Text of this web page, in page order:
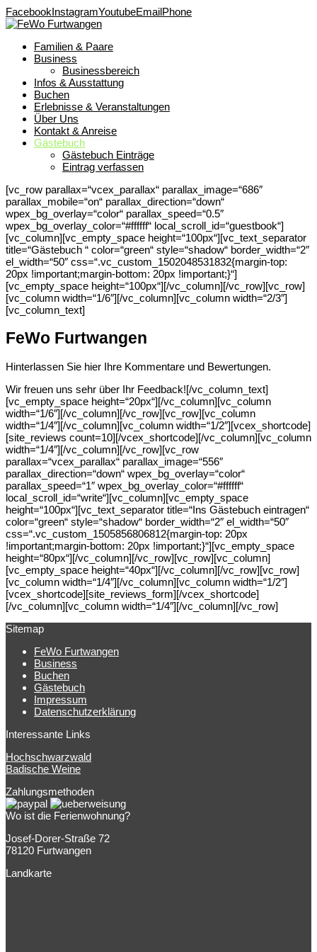
FacebookInstagramYoutubeEmailPhone
Familien & Paare
Business
Businessbereich
Infos & Ausstattung
Buchen
Erlebnisse & Veranstaltungen
Über Uns
Kontakt & Anreise
Gästebuch
Gästebuch Einträge
Eintrag verfassen
[vc_row parallax=“vcex_parallax“ parallax_image=“686″
parallax_mobile=“on“ parallax_direction=“down“
wpex_bg_overlay=“color“ parallax_speed=“0.5″
wpex_bg_overlay_color=“#ffffff“ local_scroll_id=“guestbook“]
[vc_column][vc_empty_space height=“100px“][vc_text_separator
title=“Gästebuch “ color=“green“ style=“shadow“ border_width=“2″
el_width=“50″ css=“.vc_custom_1502048531832{margin-top:
20px !important;margin-bottom: 20px !important;}“]
[vc_empty_space height=“100px“][/vc_column][/vc_row][vc_row]
[vc_column width=“1/6″][/vc_column][vc_column width=“2/3″]
[vc_column_text]
FeWo Furtwangen
Hinterlassen Sie hier Ihre Kommentare und Bewertungen.
Wir freuen uns sehr über Ihr Feedback![/vc_column_text]
[vc_empty_space height=“20px“][/vc_column][vc_column
width=“1/6″][/vc_column][/vc_row][vc_row][vc_column
width=“1/4″][/vc_column][vc_column width=“1/2″][vcex_shortcode]
[site_reviews count=10][/vcex_shortcode][/vc_column][vc_column
width=“1/4″][/vc_column][/vc_row][vc_row
parallax=“vcex_parallax“ parallax_image=“556″
parallax_direction=“down“ wpex_bg_overlay=“color“
parallax_speed=“1″ wpex_bg_overlay_color=“#ffffff“
local_scroll_id=“write“][vc_column][vc_empty_space
height=“100px“][vc_text_separator title=“Ins Gästebuch eintragen“
color=“green“ style=“shadow“ border_width=“2″ el_width=“50″
css=“.vc_custom_1505856806812{margin-top: 20px
!important;margin-bottom: 20px !important;}“][vc_empty_space
height=“80px“][/vc_column][/vc_row][vc_row][vc_column]
[vc_empty_space height=“40px“][/vc_column][/vc_row][vc_row]
[vc_column width=“1/4″][/vc_column][vc_column width=“1/2″]
[vcex_shortcode][site_reviews_form][/vcex_shortcode]
[/vc_column][vc_column width=“1/4″][/vc_column][/vc_row]
Sitemap
FeWo Furtwangen
Business
Buchen
Gästebuch
Impressum
Datenschutzerklärung
Interessante Links
Hochschwarzwald
Badische Weine
Zahlungsmethoden
Wo ist die Ferienwohnung?
Josef-Dorer-Straße 72
78120 Furtwangen
Landkarte